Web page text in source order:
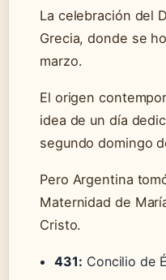
La celebración del
Grecia, donde se
marzo.
El origen
idea de un día
segundo domingo
Pero Argentina
Maternidad de
Cristo.
431: Concilio de